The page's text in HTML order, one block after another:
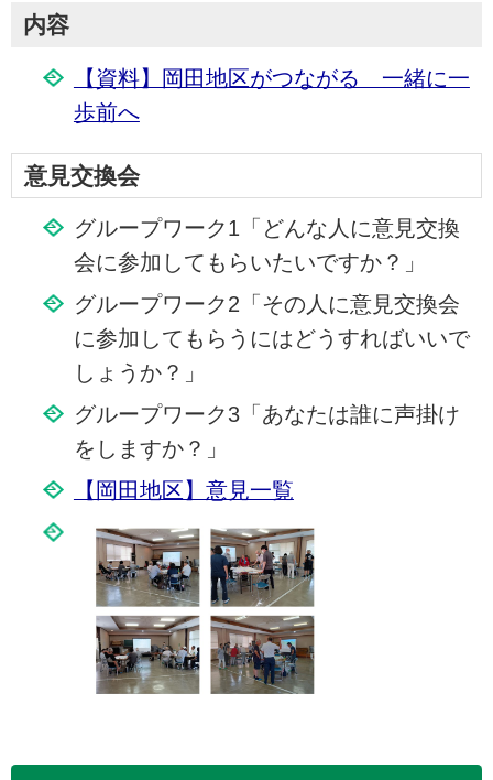
内容
【資料】岡田地区がつながる 一緒に一
歩前へ
意見交換会
グループワーク1「どんな人に意見交換
会に参加してもらいたいですか？」
グループワーク2「その人に意見交換会
に参加してもらうにはどうすればいいで
しょうか？」
グループワーク3「あなたは誰に声掛け
をしますか？」
【岡田地区】意見一覧